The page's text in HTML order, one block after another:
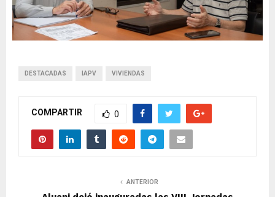
DESTACADAS IAPV VIVIENDAS
COMPARTIR 0
ANTERIOR